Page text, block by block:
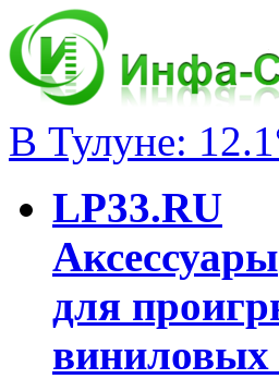
В Тулуне:
LP33.RU
Аксессуары
для
виниловых